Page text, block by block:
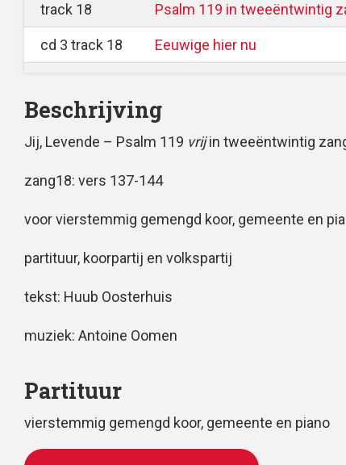
track 18 Psalm 119 in tweeëntwintig
cd 3 track 18 Eeuwige hier nu
Beschrijving
Jij, Levende – Psalm 119 vrijin tweeëntwintig
zang18: vers 137-144
voor vierstemmig gemengd koor, gemeente en
partituur, koorpartij en volkspartij
tekst: Huub Oosterhuis
muziek: Antoine Oomen
Partituur
vierstemmig gemengd koor, gemeente en piano